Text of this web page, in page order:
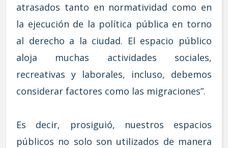
atrasados tanto en normatividad como en
la ejecución de la política pública en torno
al derecho a la ciudad. El espacio público
aloja muchas actividades sociales,
recreativas y laborales, incluso, debemos
considerar factores como las migraciones”.
Es decir, prosiguió, nuestros espacios
públicos no solo son utilizados de manera